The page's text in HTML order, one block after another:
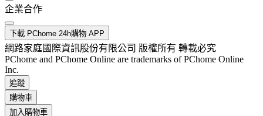
企業合作
下載 PChome 24h購物 APP
網路家庭國際資訊股份有限公司 版權所有 轉載必究
PChome and PChome Online are trademarks of PChome Online
Inc.
追蹤
購物車
加入購物車